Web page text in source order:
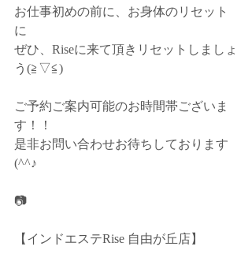
お仕事初めの前に、お身体のリセット
に
ぜひ、Riseに来て頂きリセットしましょ
う(≧▽≦)
ご予約ご案内可能のお時間帯ございま
す！！
是非お問い合わせお待ちしております
(^^♪
📷
【インドエステRise 自由が丘店】﻿